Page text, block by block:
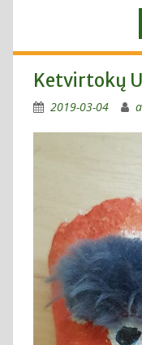
Ketvirtokų
2019-03-04